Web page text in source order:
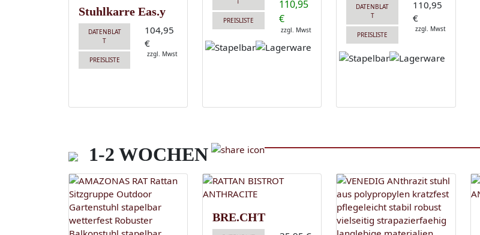
Stuhlkarre Eas.y
DATENBLAT
T
PREISLISTE
104,95
€
zzgl. Mwst
PREISLISTE
110,95
€
zzgl. Mwst
DATENBLAT
T
PREISLISTE
110,95
€
zzgl. Mwst
1-2 WOCHEN
BRE.CHT